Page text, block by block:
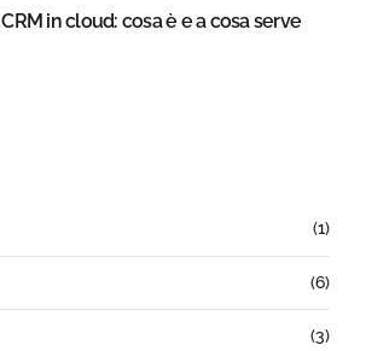
CRM in cloud: cosa è e a cosa serve
(1)
(6)
(3)